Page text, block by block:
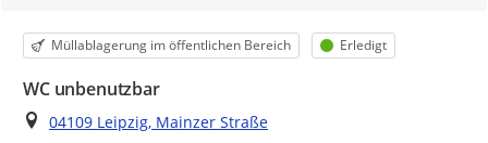
Kategorie
Müllablagerung im öffentlichen Bereich Status
Erledigt
WC unbenutzbar
Ort
04109 Leipzig, Mainzer Straße